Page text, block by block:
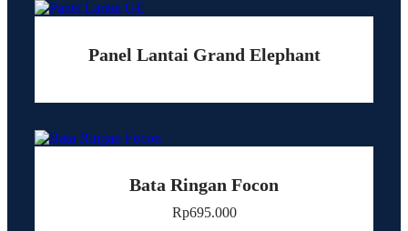
Panel Lantai Grand Elephant
Bata Ringan Focon
Rp695.000